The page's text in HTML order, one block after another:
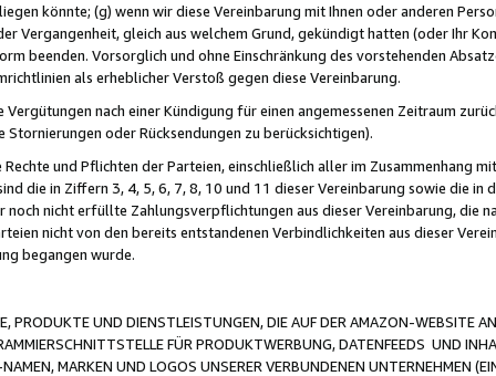
könnte; (g) wenn wir diese Vereinbarung mit Ihnen oder anderen
Vergangenheit, gleich aus welchem Grund, gekündigt hatten (oder Ihr
beenden. Vorsorglich und ohne Einschränkung des vorstehenden
als erheblicher Verstoß gegen diese Vereinbarung.
nach einer Kündigung für einen angemessenen Zeitraum
oder Rücksendungen zu berücksichtigen).
und Pflichten der Parteien, einschließlich aller im Zusammenhang
die in Ziffern 3, 4, 5, 6, 7, 8, 10 und 11 dieser Vereinbarung sowie die
nicht erfüllte Zahlungsverpflichtungen aus dieser Vereinbarung, die
nicht von den bereits entstandenen Verbindlichkeiten aus dieser
begangen wurde.
UND DIENSTLEISTUNGEN, DIE AUF DER AMAZON-WEBSITE
FÜR PRODUKTWERBUNG, DATENFEEDS UND
MARKEN UND LOGOS UNSERER VERBUNDENEN UNTERNEHMEN